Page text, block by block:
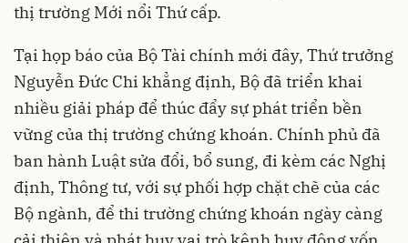
thị trường Mới nổi Thứ cấp.
Tại họp báo của Bộ Tài chính mới đây, Thứ trưởng
Nguyễn Đức Chi khẳng định, Bộ đã triển khai
nhiều giải pháp để thúc đẩy sự phát triển bền
vững của thị trường chứng khoán. Chính phủ đã
ban hành Luật sửa đổi, bổ sung, đi kèm các Nghị
định, Thông tư, với sự phối hợp chặt chẽ của các
Bộ ngành, để thi trường chứng khoán ngày càng